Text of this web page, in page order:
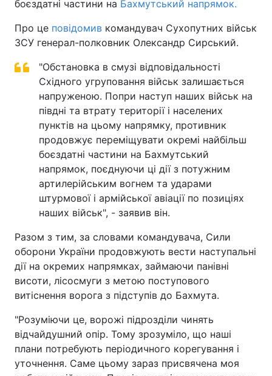
Спорт Наука
Техно і зв'язок Лайт
Зброя Інциденти
Здоров'я Туризм
Цікавинки Погода
Екологія Регіони
Лонгріди
Відео з Youtube Статті
Інтерв'ю Думки
Архів Вакансії
Контакти
Послуги
боєздатні частини на Бахмутський напрямок.
Про це повідомив командувач Сухопутних військ
ЗСУ генерал-полковник Олександр Сирський.
"Обстановка в смузі відповідальності
Східного угруповання військ залишається
напруженою. Попри наступ наших військ на
півдні та втрату території і населених
пунктів на цьому напрямку, противник
продовжує переміщувати окремі найбільш
боєздатні частини на Бахмутський
напрямок, поєднуючи ці дії з потужним
артилерійським вогнем та ударами
штурмової і армійської авіації по позиціях
наших військ", - заявив він.
Разом з тим, за словами командувача, Сили
оборони України продовжують вести наступальні
дії на окремих напрямках, займаючи панівні
висоти, лісосмуги з метою поступового
витіснення ворога з підступів до Бахмута.
"Розуміючи це, ворожі підрозділи чинять
відчайдушний опір. Тому зрозуміло, що наші
плани потребують періодичного корегування і
уточнення. Саме цьому зараз присвячена моя